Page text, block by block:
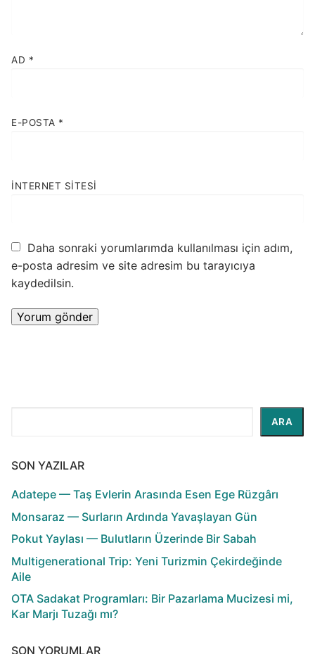
AD *
E-POSTA *
İNTERNET SITESI
Daha sonraki yorumlarımda kullanılması için adım,
e-posta adresim ve site adresim bu tarayıcıya
kaydedilsin.
ARA
SON YAZILAR
Adatepe — Taş Evlerin Arasında Esen Ege Rüzgârı
Monsaraz — Surların Ardında Yavaşlayan Gün
Pokut Yaylası — Bulutların Üzerinde Bir Sabah
Multigenerational Trip: Yeni Turizmin Çekirdeğinde
Aile
OTA Sadakat Programları: Bir Pazarlama Mucizesi mi,
Kar Marjı Tuzağı mı?
SON YORUMLAR